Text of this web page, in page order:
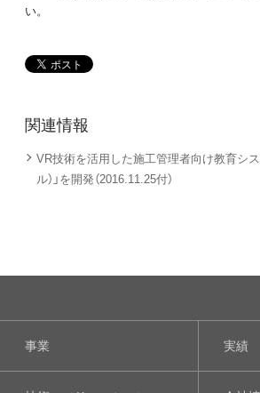
い。
関連情報
VR技術を活用した施工管理者向け教育シス
ル）」を開発（2016.11.25付）
事業 実績